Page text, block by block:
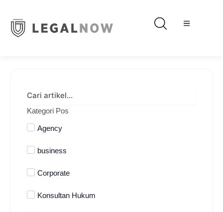
Kategori Pos
Agency
business
Corporate
Konsultan Hukum